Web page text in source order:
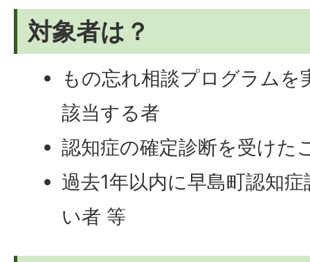
対象者は？
もの忘れ相談プログラムを
該当する者
認知症の確定診断を受けた
過去1年以内に早島町認知
い者 等